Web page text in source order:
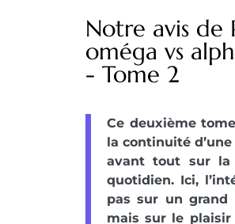
Notre avis de
oméga vs
- Tome 2
Ce deuxième
la continuité
avant tout sur la
quotidien. Ici,
pas sur un grand
mais sur le